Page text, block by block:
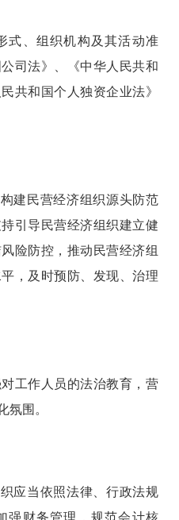
、组织机构及其活动准
司法》、《中华人民共和
共和国个人独资企业法》
民营经济组织源头防范
引导民营经济组织建立健
险防控，推动民营经济组
，及时预防、发现、治理
作人员的法治教育，营
氛围。
当依照法律、行政法规
强财务管理，规范会计核